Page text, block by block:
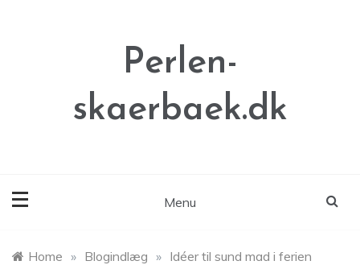
Perlen-
skaerbaek.dk
Menu
Home » Blogindlæg » Idéer til sund mad i ferien